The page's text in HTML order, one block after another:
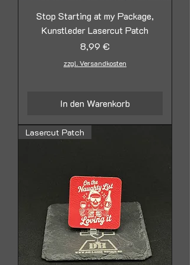
Stop Starting at my Package,
Kunstleder Lasercut Patch
Preis
8,99 €
zzgl. Versandkosten
In den Warenkorb
Lasercut Patch